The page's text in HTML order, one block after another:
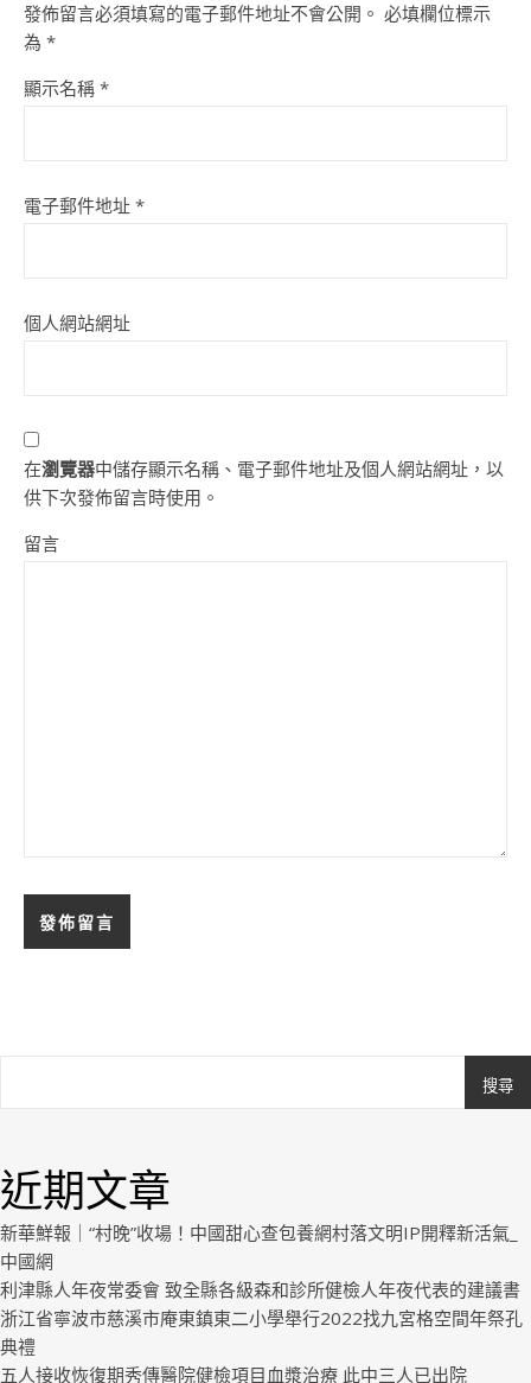
發佈留言必須填寫的電子郵件地址不會公開。 必填欄位標示
為 *
顯示名稱 *
電子郵件地址 *
個人網站網址
在瀏覽器中儲存顯示名稱、電子郵件地址及個人網站網址，以
供下次發佈留言時使用。
留言
搜尋
近期文章
新華鮮報｜“村晚”收場！中國甜心查包養網村落文明IP開釋新活氣_
中國網
利津縣人年夜常委會 致全縣各級森和診所健檢人年夜代表的建議書
浙江省寧波市慈溪市庵東鎮東二小學舉行2022找九宮格空間年祭孔
典禮
五人接收恢復期秀傳醫院健檢項目血漿治療 此中三人已出院
Royal.